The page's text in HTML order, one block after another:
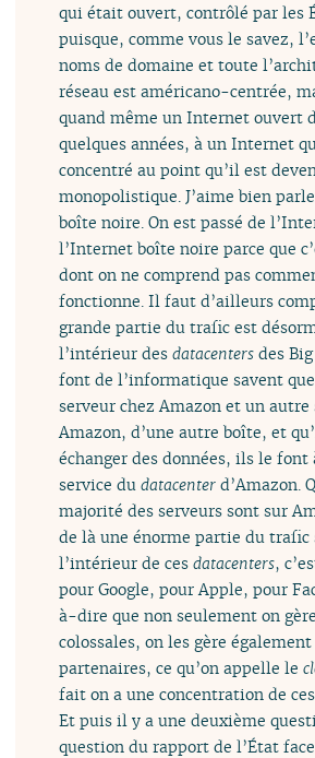
qui était ouvert, contrôlé par les
puisque, comme vous le savez,
noms de domaine et toute
réseau est américano-centrée,
quand même un Internet ouvert
quelques années, à un Internet
concentré au point qu’il est
monopolistique. J’aime bien
boîte noire. On est passé de
l’Internet boîte noire parce que
dont on ne comprend pas
fonctionne. Il faut d’ailleurs
grande partie du trafic est
l’intérieur desdatacenters des
font de l’informatique savent
serveur chez Amazon et un autre
Amazon, d’une autre boîte, et
échanger des données, ils le
service dudatacenter d’Amazon.
majorité des serveurs sont sur
de là une énorme partie du trafic
l’intérieur de cesdatacenters,
pour Google, pour Apple, pour
à-dire que non seulement on
colossales, on les gère
partenaires, ce qu’on appelle le
fait on a une concentration de ces
Et puis il y a une deuxième
question du rapport de l’État